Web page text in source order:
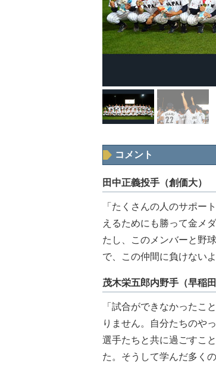
コメント
田中正義投手（創価大）
「たくさんの人のサポー
えるためにも勝って金メ
たし、このメンバーと野
で、この仲間に負けない
茂木栄五郎内野手（早稲田
「試合ができなかったこ
りません。自分たちのや
選手たちと共に過ごすこ
た。そうして学んだ多く